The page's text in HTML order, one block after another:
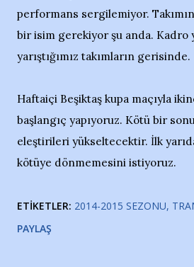
performans sergilemiyor.
bir isim gerekiyor şu anda. Kadro
yarıştığımız takımların gerisinde.
Haftaiçi Beşiktaş kupa maçıyla
başlangıç yapıyoruz. Kötü bir
eleştirileri yükseltecektir. İlk
kötüye dönmemesini istiyoruz.
ETIKETLER: 2014-2015 SEZONU
PAYLAŞ